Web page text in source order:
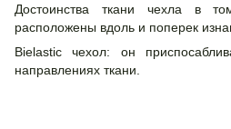
Достоинства ткани чехла в
расположены вдоль и поперек
Bielastic чехол: он
направлениях ткани.